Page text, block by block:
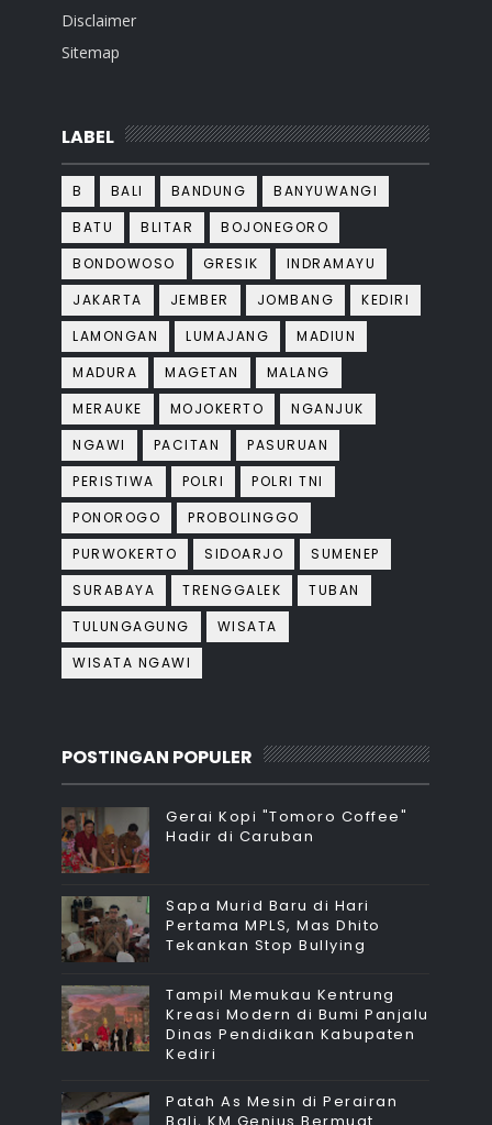
Disclaimer
Sitemap
LABEL
B BALI BANDUNG
BANYUWANGI
BATU
BLITAR
BOJONEGORO
BONDOWOSO
GRESIK
INDRAMAYU
JAKARTA
JEMBER JOMBANG
KEDIRI
LAMONGAN
LUMAJANG
MADIUN
MADURA
MAGETAN
MALANG
MERAUKE
MOJOKERTO
NGANJUK
NGAWI
PACITAN
PASURUAN
PERISTIWA
POLRI
POLRI TNI
PONOROGO
PROBOLINGGO
PURWOKERTO
SIDOARJO
SUMENEP
SURABAYA
TRENGGALEK
TUBAN
TULUNGAGUNG
WISATA
WISATA NGAWI
POSTINGAN POPULER
Gerai Kopi "Tomoro Coffee"
Hadir di Caruban
Sapa Murid Baru di Hari
Pertama MPLS, Mas Dhito
Tekankan Stop Bullying
Tampil Memukau Kentrung
Kreasi Modern di Bumi Panjalu
Dinas Pendidikan Kabupaten
Kediri
Patah As Mesin di Perairan